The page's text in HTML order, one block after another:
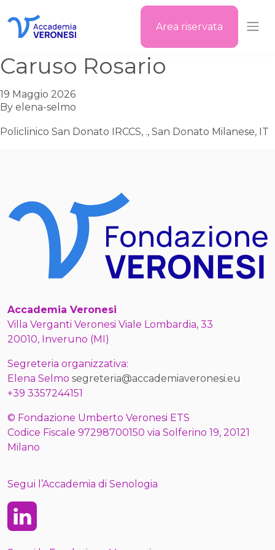
Area riservata
Caruso Rosario
19 Maggio 2026
By elena-selmo
Policlinico San Donato IRCCS, ., San Donato Milanese, IT
Accademia Veronesi
Villa Verganti Veronesi Viale Lombardia, 33
20010, Inveruno (MI)
Segreteria organizzativa:
Elena Selmo segreteria@accademiaveronesi.eu
+39 3357244151
© Fondazione Umberto Veronesi ETS
Codice Fiscale 97298700150 via Solferino 19, 20121
Milano
Segui l’Accademia di Senologia
Linkedin